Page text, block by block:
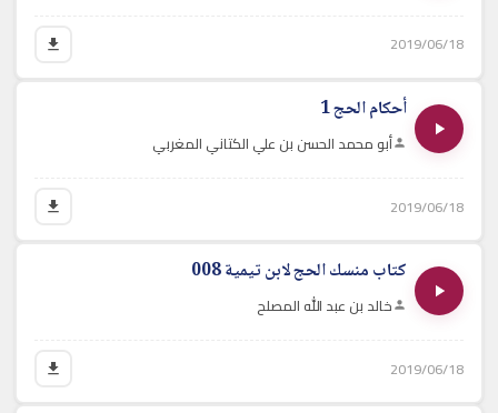
2019/06/18
أحكام الحج 1
أبو محمد الحسن بن علي الكتاني المغربي
2019/06/18
كتاب منسك الحج لابن تيمية 008
خالد بن عبد الله المصلح
2019/06/18